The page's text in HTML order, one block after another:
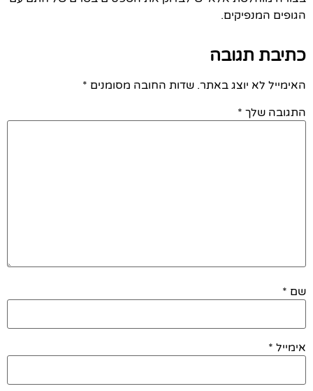
הגופים המנפיקים.
כתיבת תגובה
האימייל לא יוצג באתר. שדות החובה מסומנים *
התגובה שלך *
שם *
אימייל *